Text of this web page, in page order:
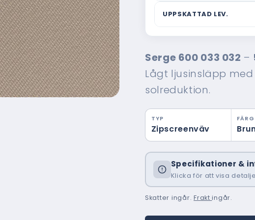
Vad är ordinarie pris?
Webbpriset är vad du
rådgivning och
verkligheten ännu större.
UPPSKATTAD LEV.
Om leveranstiden
beställningsdatum och
beställ gärna i god tid.
Serge 600 033 032 –
Lågt ljusinsläpp
solreduktion.
TYP
Zipscreenväv
FÄRG
Specifikationer &
Klicka för att visa
Skatter ingår.Fraktingår.